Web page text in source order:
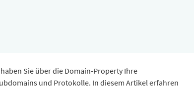
Sie über die Domain-Property Ihre
und Protokolle. In diesem Artikel erfahren